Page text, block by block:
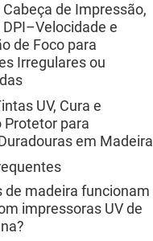
de Impressão,
DPI–Velocidade e
de Foco para
Irregulares ou
UV, Cura e
para
em Madeira
de madeira funcionam
impressoras UV de